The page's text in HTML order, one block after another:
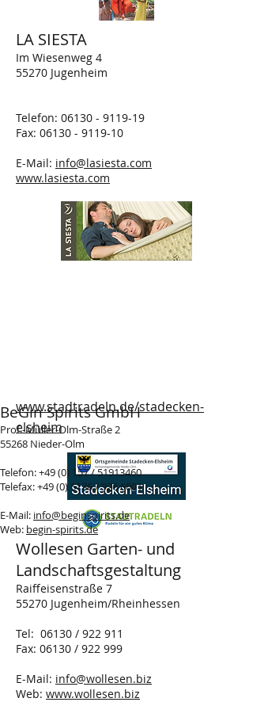
LA SIESTA
Im Wiesenweg 4
55270 Jugenheim
Telefon: 06130 - 9119-19
Fax: 06130 - 9119-10
E-Mail: info@lasiesta.com
www.lasiesta.com
www.stadtradeln.de/stadecken-
elsheim
Wollesen Garten- und
Landschaftsgestaltung
Raiffeisenstraße 7
55270 Jugenheim/Rheinhessen
Tel: 06130 / 922 911
Fax: 06130 / 922 999
E-Mail: info@wollesen.biz
Web: www.wollesen.biz
BeGin Spirits GmbH
Prof.-Müller-Olm-Straße 2
55268 Nieder-Olm
Telefon: +49 (0) 157 /51913460
Telefax:+49 (0) 6136/926 6001
E-Mail: info@beginspirits.de
Web: begin-spirits.de